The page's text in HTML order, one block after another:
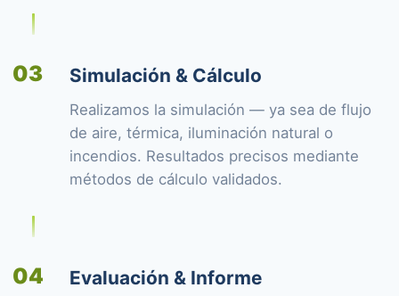
03 Simulación & Cálculo
Realizamos la simulación — ya sea de flujo
de aire, térmica, iluminación natural o
incendios. Resultados precisos mediante
métodos de cálculo validados.
04 Evaluación & Informe